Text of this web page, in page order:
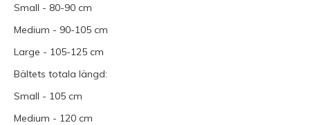
Small - 80-90 cm
Medium - 90-105 cm
Large - 105-125 cm
Bältets totala längd:
Small - 105 cm
Medium - 120 cm